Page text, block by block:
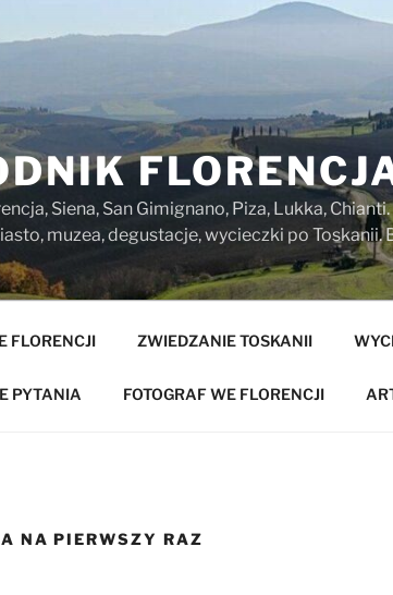
Siena, San Gimignano, Piza, Lukka,
muzea, degustacje, wycieczki po Toskanii.
FLORENCJI ZWIEDZANIE TOSKANII
PYTANIA FOTOGRAF WE FLORENCJI
NA PIERWSZY RAZ